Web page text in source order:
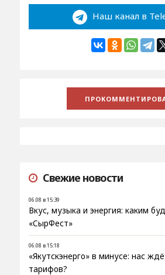
Наш канал в
Свежие новости
06.08 в 15:39
Вкус, музыка и энергия: каким
«СырФест»
06.08 в 15:18
«Якутскэнерго» в минусе: нас
тарифов?